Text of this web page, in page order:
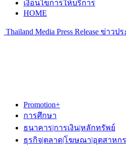
เงื่อนไขการให้บริการ
HOME
Thailand Media Press Release ข่
Promotion+
การศึกษา
ธนาคาร|การเงิน|หลักทรัพย์
ธุรกิจ|ตลาด|โฆษณา|อุตสาหก